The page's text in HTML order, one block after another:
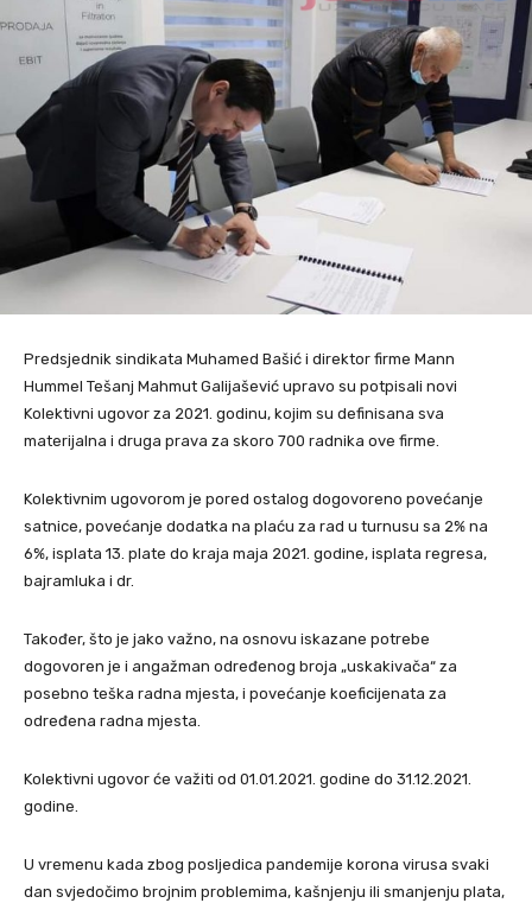
Predsjednik sindikata Muhamed Bašić i direktor firme Mann
Hummel Tešanj Mahmut Galijašević upravo su potpisali novi
Kolektivni ugovor za 2021. godinu, kojim su definisana sva
materijalna i druga prava za skoro 700 radnika ove firme.
Kolektivnim ugovorom je pored ostalog dogovoreno povećanje
satnice, povećanje dodatka na plaću za rad u turnusu sa 2% na
6%, isplata 13. plate do kraja maja 2021. godine, isplata regresa,
bajramluka i dr.
Također, što je jako važno, na osnovu iskazane potrebe
dogovoren je i angažman određenog broja „uskakivača“ za
posebno teška radna mjesta, i povećanje koeficijenata za
određena radna mjesta.
Kolektivni ugovor će važiti od 01.01.2021. godine do 31.12.2021.
godine.
U vremenu kada zbog posljedica pandemije korona virusa svaki
dan svjedočimo brojnim problemima, kašnjenju ili smanjenju plata,